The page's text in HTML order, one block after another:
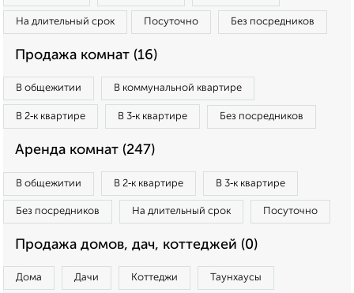
На длительный срок Посуточно Без посредников
Продажа комнат (16)
В общежитии В коммунальной квартире
В 2‑к квартире В 3‑к квартире Без посредников
Аренда комнат (247)
В общежитии В 2‑к квартире В 3‑к квартире
Без посредников На длительный срок Посуточно
Продажа домов, дач, коттеджей (0)
Дома Дачи Коттеджи Таунхаусы